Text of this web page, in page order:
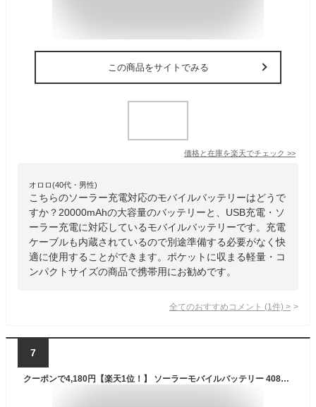
この商品をサイトでみる
価格と在庫を楽天でチェック >>
オロロ(40代・男性)
こちらのソーラー充電対応のモバイルバッテリーはどうで
すか？20000mAhの大容量のバッテリーと、USB充電・ソ
ーラー充電に対応しているモバイルバッテリーです。充電
ケーブルも内蔵されているので別途準備する必要がなく快
適に使用することができます。ポケットに収まる軽量・コ
ンパクトサイズの商品で携帯用にお勧めです。
全てのおすすめコメント (1 件) >
7
クーポンで4,180円【楽天1位！】 ソーラーモバイルバッテリー 40800mAh大容量 PD対応 18W ソーラーチャージャー 急速充電 SCP22.5W 携帯充電器 ソーラー充電器 コンパス付 4本ケーブル内蔵 4way蓄電 LEDライト PSE認証 防災グッズ iPhone iPad Android ギフト